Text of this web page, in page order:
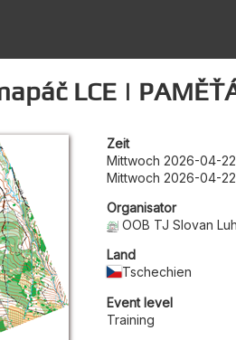
LCE |
Zeit
Mittwoch 2026-04-22
Mittwoch 2026-04-22
Organisator
OOB TJ Slovan
Land
Tschechien
Event level
Training